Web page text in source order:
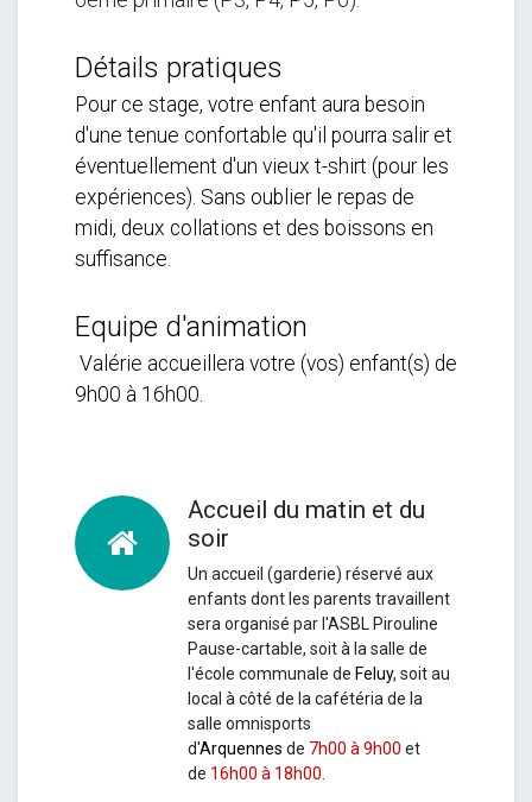
Détails pratiques
Pour ce stage, votre enfant aura besoin
d'une tenue confortable qu'il pourra salir et
éventuellement d'un vieux t-shirt (pour les
expériences). Sans oublier le repas de
midi, deux collations et des boissons en
suffisance.
Equipe d'animation
Valérie accueillera votre (vos) enfant(s) de
9h00 à 16h00.
Accueil du matin et du
soir
Un accueil (garderie) réservé aux
enfants dont les parents travaillent
sera organisé par l'ASBL Pirouline
Pause-cartable, soit à la salle de
l'école communale de Feluy, soit au
local à côté de la cafétéria de la
salle omnisports
d'Arquennes de 7h00 à 9h00 et
de 16h00 à 18h00